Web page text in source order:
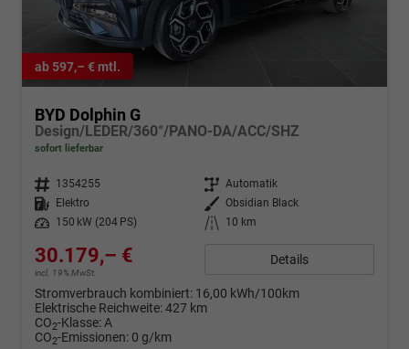
ab 597,– € mtl.
BYD Dolphin G
Design/LEDER/360°/PANO-DA/ACC/SHZ
sofort lieferbar
Fahrzeugnr. 1354255 Getriebe Automatik
Kraftstoff
Elektro Außenfarbe Obsidian Black
Leistung
150 kW (204 PS) Kilometerstand 10 km
30.179,– €
incl. 19% MwSt.
Details
Stromverbrauch kombiniert: 16,00 kWh/100km
Elektrische Reichweite:427 km
CO2-Klasse:A
CO2-Emissionen: 0 g/km